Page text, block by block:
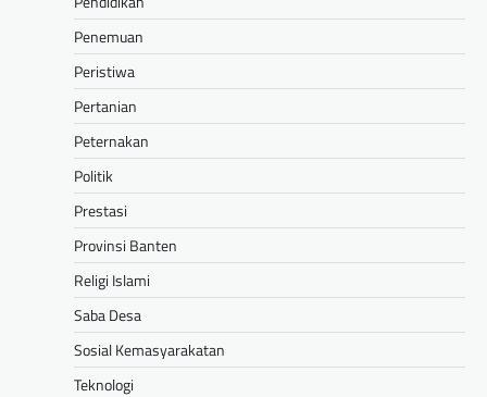
Penemuan
Peristiwa
Pertanian
Peternakan
Politik
Prestasi
Provinsi Banten
Religi Islami
Saba Desa
Sosial Kemasyarakatan
Teknologi